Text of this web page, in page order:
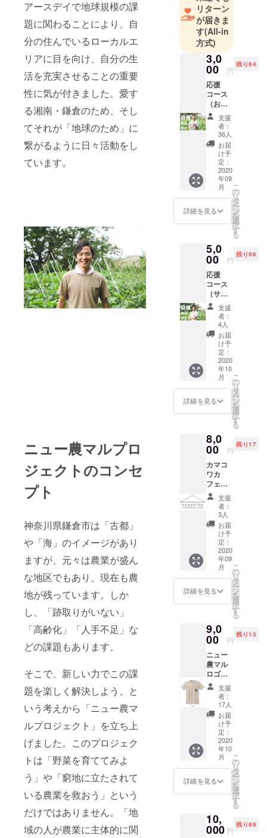
アースデイで地球規模の課
題に関わることにより、自
分の住んでいるローカルエ
リアに目を向け、自分の生
活を充実させることの重要
性に気が付きました。愛す
る湘南・鎌倉のため、そし
てそれが「地球のため」に
繋がるように日々活動をし
ています。
ニュー農マルプロ
ジェクトのコンセ
プト
神奈川県鎌倉市は「古都」
や「海」のイメージがあり
ますが、元々は農業が盛ん
な地区でもあり、現在も農
地が残っています。しか
し、「跡取りがいない」
「高齢化」「人手不足」な
どの課題もあります。
そこで、新しい力でこの課
題を楽しく解決しよう、と
いう考えから「ニュー農マ
ルプロジェクト」を立ち上
げました。このプロジェク
トは「野菜を育ててみよ
う」や「窮地に立たされて
いる農業を救おう」という
だけではありません。「地
域の人が農業に主体的に関
体「LIFE
DESIGN
VILLAGE」
を立ち上げ
「TOKYOジ
ビエ」「罠
シェアリン
「TOKYO
REISM
NIGHT」な
デュース
し、地元湘
南では職住
近接を実現
するための
「湘南
WorK.」を立
ち上げる。
2018年から
日本最大級
の環境イベ
ント「アー
京」の事務
局長に就任
し、持続可
実現に向け
リターン
が届きま
す(All-in
方式)
3,0
00 円
残り64
応援
コース
（お気
持ち）
支援
者：
36人
お届
け予
定：
2020
年09
月
詳細を見る
こ
の
リ
タ
ー
ン
を
選
択
す
る
5,0
00 円
残り96
応援
コース
（サン
クスレ
ター＋
ステッ
カー）
※サンク
スレ
ターと
ニュー
農マル
オリジ
ナルス
テッ
カーを
しま
す。
支援
者：
4人
お届
け予
定：
2020
年10
月
詳細を見る
こ
の
リ
タ
ー
ン
を
選
択
す
る
8,0
00 円
残り17
カマコ
ワカ
フェ利
用券
1000円
3枚と
ニュー
農マル
オリジ
ナルス
テッ
カーを
お届け
します
￥8,000
■使用期
月ｰ3月
支援
者：
3人
お届
け予
定：
2020
年09
月
詳細を見る
こ
の
リ
タ
ー
ン
を
選
択
す
る
9,0
00 円
残り13
ニュー
農マル
ロゴ入
りオリ
ジナルT
シャツ
■サイ
ズ
S/M/L/X
ラー
SAND
支援
者：
17人
お届
け予
定：
2020
年10
月
詳細を見る
こ
の
リ
タ
ー
ン
を
選
択
す
る
10,
000 円
残り89